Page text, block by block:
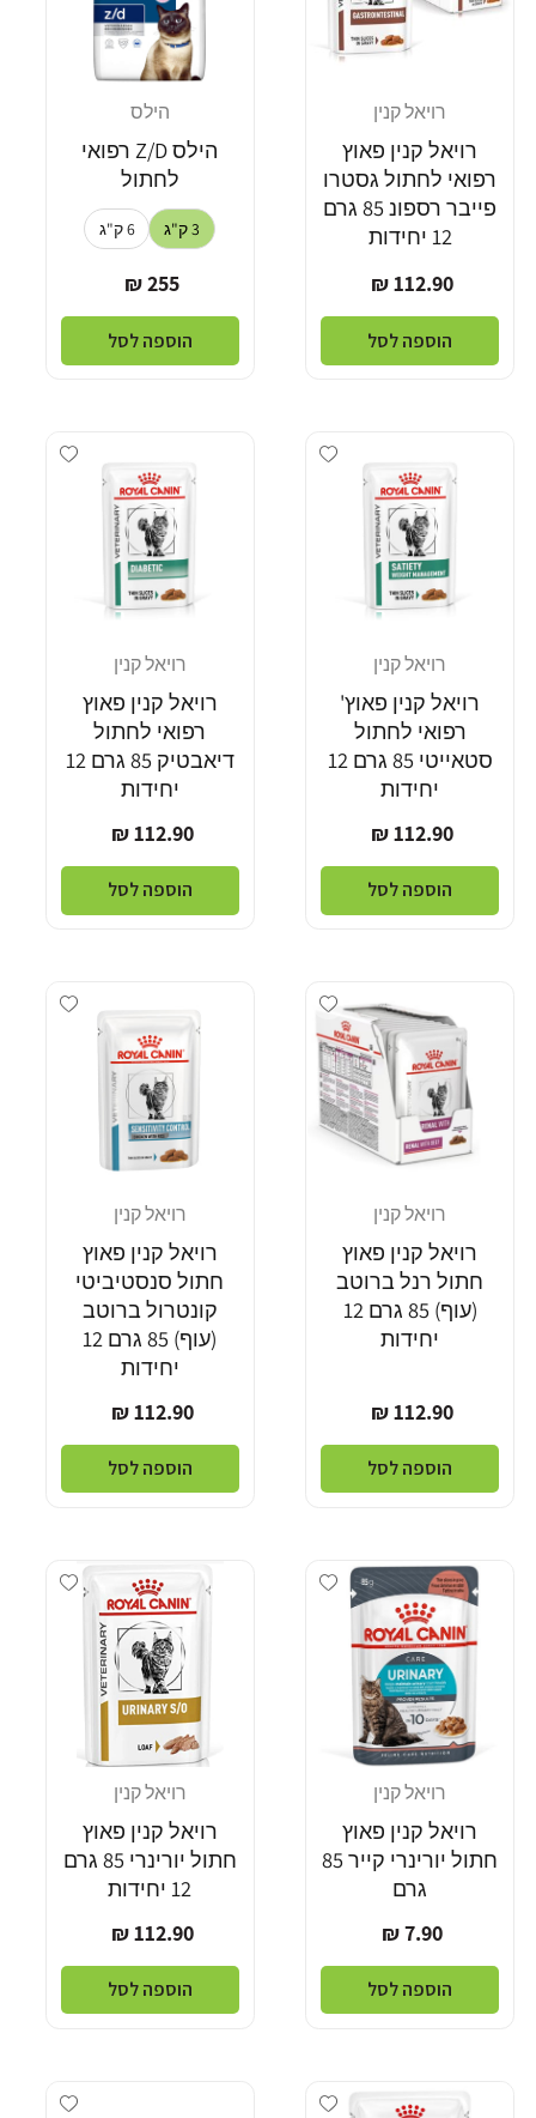
רויאל קנין
רויאל קנין פאוץ
רפואי לחתול גסטרו
פייבר רספונ 85 גרם
12 יחידות
מחיר
112.90 ₪
הוספה לסל
הילס
הילס Z/D רפואי
לחתול
3 ק"ג 6 ק"ג
מחיר
255 ₪
הוספה לסל
Add wishlist
רויאל קנין
רויאל קנין פאוץ'
רפואי לחתול
סטאייטי 85 גרם 12
יחידות
מחיר
רגיל
112.90 ₪
הוספה לסל
wishlist
רויאל קנין
רויאל קנין פאוץ
רפואי לחתול
דיאבטיק 85 גרם 12
יחידות
מחיר
רגיל
112.90 ₪
הוספה לסל
Add wishlist
רויאל קנין
רויאל קנין פאוץ
חתול רנל ברוטב
(עוף) 85 גרם 12
יחידות
מחיר
רגיל
112.90 ₪
הוספה לסל
wishlist
רויאל קנין
רויאל קנין פאוץ
חתול סנסטיביטי
קונטרול ברוטב
(עוף) 85 גרם 12
יחידות
מחיר
רגיל
112.90 ₪
הוספה לסל
Add wishlist
רויאל קנין
רויאל קנין פאוץ
חתול יורינרי קייר 85
גרם
מחיר
רגיל
7.90 ₪
הוספה לסל
wishlist
רויאל קנין
רויאל קנין פאוץ
חתול יורינרי 85 גרם
12 יחידות
מחיר
רגיל
112.90 ₪
הוספה לסל
Add wishlist
Add wishlist